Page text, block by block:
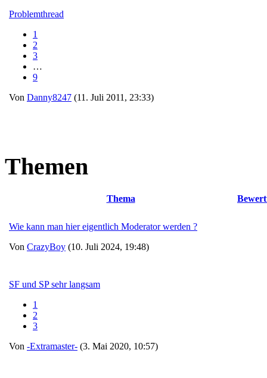
Problemthread
1
2
3
…
9
Von Danny8247 (11. Juli 2011, 23:33)
Themen
Thema
Wie kann man hier eigentlich Moderator werden ?
Von CrazyBoy (10. Juli 2024, 19:48)
SF und SP sehr langsam
1
2
3
Von -Extramaster- (3. Mai 2020, 10:57)